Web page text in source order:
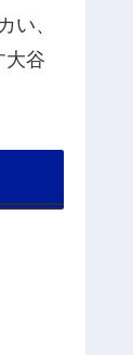
い、
大谷